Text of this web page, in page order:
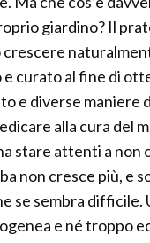
giardino? Il
curato al fine di
e diverse maniere
alla cura del
stare attenti a
non cresce più, e
se sembra difficile.
e né troppo